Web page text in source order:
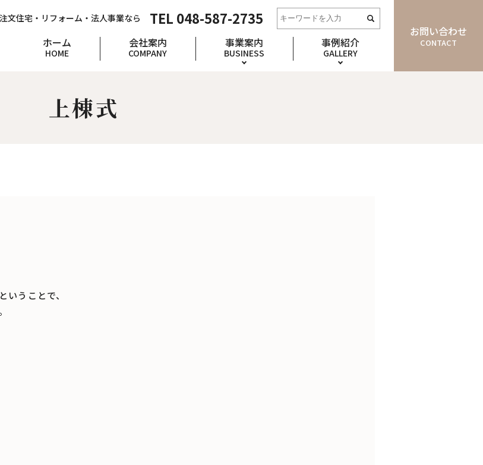
ホーム
HOME
会社案内
COMPANY
事業案内
BUSINESS
事例紹介
GALLERY
文住宅・リフォーム・法人事業なら TEL 048-587-2735
お問い合わせ
CONTACT
上棟式
うことで、